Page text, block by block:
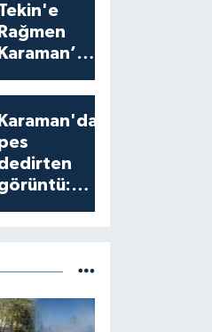
Rağmen
Karaman’da
Dur
mi?
Karaman'da